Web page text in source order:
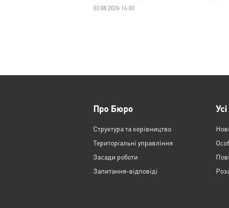
03.08.2026 16:00
Про Бюро
Структура та керівництво
Територіальні управління
Засади роботи
Запитання-відповіді